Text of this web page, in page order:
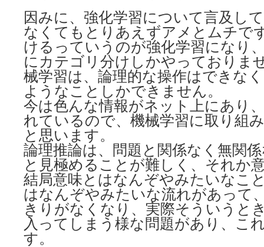
因みに、強化学習について言及し
なくてもとりあえずアメとムチで
けるっていうのが強化学習になり
にカテゴリ分けしかやっておりま
械学習は、論理的な操作はできな
ようなことしかできません。
今は色んな情報がネット上にあり
れているので、機械学習に取り組
と思います。
論理推論は、問題と関係なく無関
と見極めることが難しく、それか
結局意味とはなんぞやみたいなこ
はなんぞやみたいな流れがあって
きりがなくなり、実際そういうと
入ってしまう様な問題があり、こ
す。